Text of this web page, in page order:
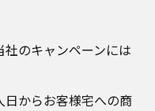
のキャンペーンには
からお客様宅への商